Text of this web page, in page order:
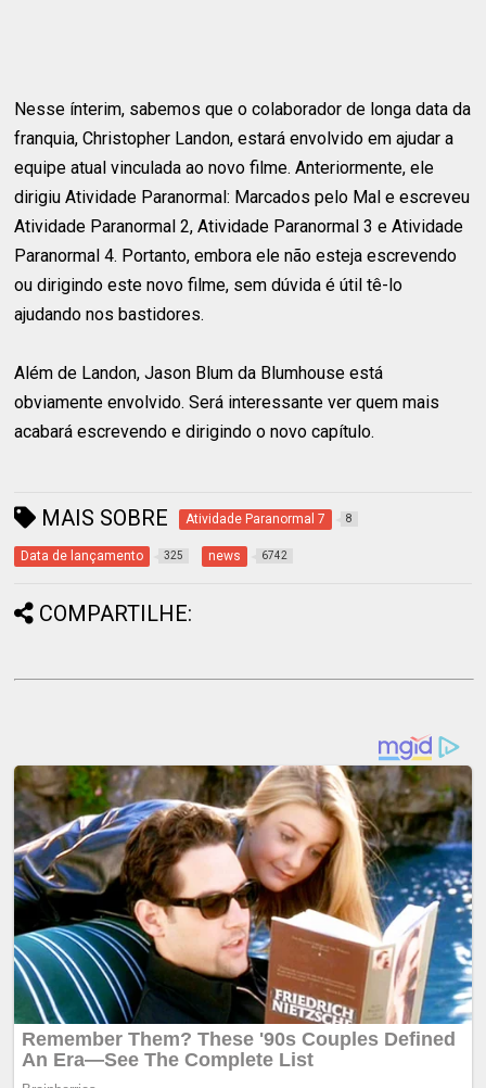
Nesse ínterim, sabemos que o colaborador de longa data da
franquia, Christopher Landon, estará envolvido em ajudar a
equipe atual vinculada ao novo filme. Anteriormente, ele
dirigiu Atividade Paranormal: Marcados pelo Mal e escreveu
Atividade Paranormal 2, Atividade Paranormal 3 e Atividade
Paranormal 4. Portanto, embora ele não esteja escrevendo
ou dirigindo este novo filme, sem dúvida é útil tê-lo
ajudando nos bastidores.
Além de Landon, Jason Blum da Blumhouse está
obviamente envolvido. Será interessante ver quem mais
acabará escrevendo e dirigindo o novo capítulo.
MAIS SOBRE Atividade Paranormal 7 8
Data de lançamento 325 news 6742
COMPARTILHE: